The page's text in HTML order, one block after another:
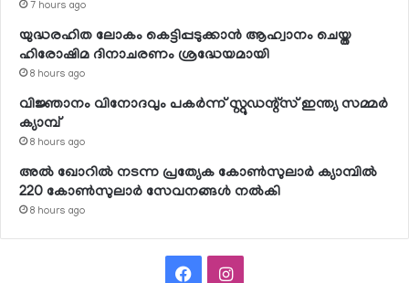
7 hours ago
യുദ്ധരഹിത ലോകം കെട്ടിപ്പടുക്കാന്‍ ആഹ്വാനം ചെയ്ത
ഹിരോഷിമ ദിനാചരണം ശ്രദ്ധേയമായി
8 hours ago
വിജ്ഞാനം വിനോദവും പകര്‍ന്ന് സ്റ്റുഡന്റ്‌സ് ഇന്ത്യ സമ്മര്‍
ക്യാമ്പ്
8 hours ago
അല്‍ ഖോറില്‍ നടന്ന പ്രത്യേക കോണ്‍സുലാര്‍ ക്യാമ്പില്‍
220 കോണ്‍സുലാര്‍ സേവനങ്ങള്‍ നല്‍കി
8 hours ago
FacebookInstagram